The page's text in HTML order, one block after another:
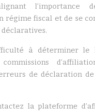
l’importance
régime fiscal et de se
à déterminer le
de déclaration
la plateforme